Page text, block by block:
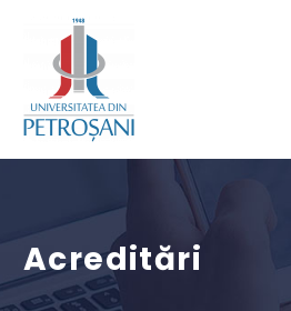
Acreditări